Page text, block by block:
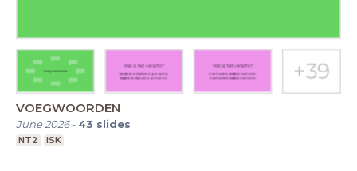
VOEGWOORDEN
June 2026- 43 slides
NT2 ISK